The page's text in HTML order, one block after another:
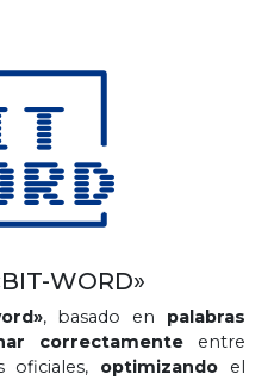
WORD»
, basado en palabras
correctamente entre
oficiales, optimizando el